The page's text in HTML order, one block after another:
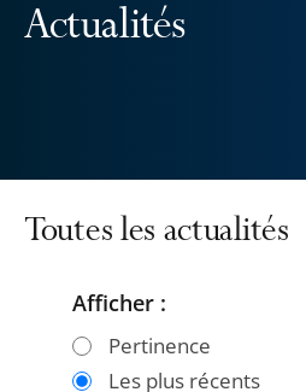
Actualités
Toutes les actualités
Passer
filtres
Passer
filtres
Afficher :
Pertinence
Les plus récents